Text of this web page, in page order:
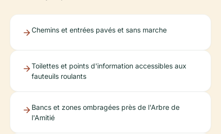
Chemins et entrées pavés et sans marche
Toilettes et points d'information accessibles aux
fauteuils roulants
Bancs et zones ombragées près de l'Arbre de
l'Amitié